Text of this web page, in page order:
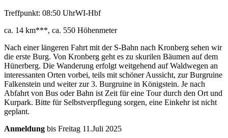
Treffpunkt: 08:50 UhrWI-Hbf
ca. 14 km***, ca. 550 Höhenmeter
Nach einer längeren Fahrt mit der S-Bahn nach Kronberg sehen wir
die erste Burg. Von Kronberg geht es zu skurilen Bäumen auf dem
Hünerberg. Die Wanderung erfolgt weitgehend auf Waldwegen an
interessanten Orten vorbei, teils mit schöner Aussicht, zur Burgruine
Falkenstein und weiter zur 3. Burgruine in Königstein. Je nach
Abfahrt von Bus oder Bahn ist Zeit für eine Tour durch den Ort und
Kurpark. Bitte für Selbstverpflegung sorgen, eine Einkehr ist nicht
geplant.
Anmeldung bis Freitag 11.Juli 2025